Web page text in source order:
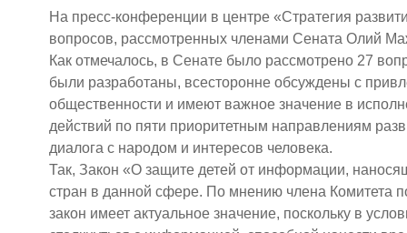
На пресс-конференции в центре «Стратегия
вопросов, рассмотренных членами Сената Олий
Как отмечалось, в Сенате было рассмотрено 27
были разработаны, всесторонне обсуждены с
общественности и имеют важное значение в
действий по пяти приоритетным направлениям
диалога с народом и интересов человека.
Так, Закон «О защите детей от информации,
стран в данной сфере. По мнению члена Комитета
закон имеет актуальное значение, поскольку в